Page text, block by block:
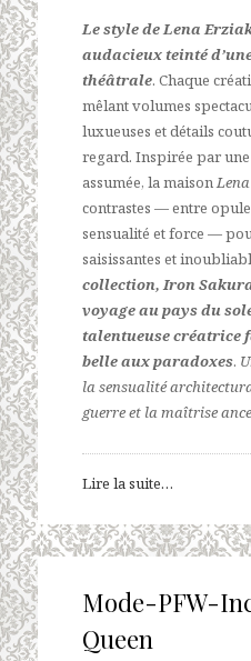
Le style de Lena
audacieux teinté
théâtrale. Chaque
mêlant volumes
luxueuses et détails
regard. Inspirée par
assumée, la maison
contrastes — entre
sensualité et force —
saisissantes et
collection, Iron
voyage au pays du
talentueuse créatrice
belle aux paradoxes.
la sensualité
guerre et la maîtrise
Lire la suite…
Mode-PFW-
Queen